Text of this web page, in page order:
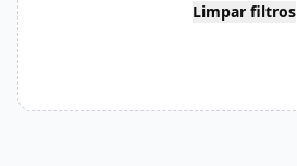
Limpar filtros